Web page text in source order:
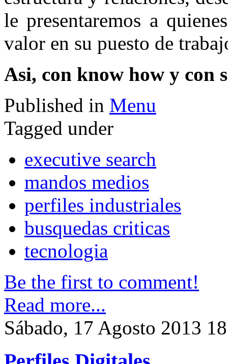
le presentaremos a
valor en su puesto de
Asi, con know how y con
Published in Menu
Tagged under
executive search
mandos medios
perfiles industriales
busquedas criticas
tecnologia
Be the first to comment!
Read more...
Sábado, 17 Agosto 2013